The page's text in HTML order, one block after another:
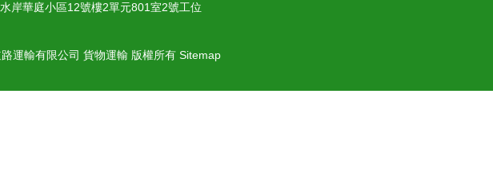
岸華庭小區12號樓2單元801室2號工位
運輸有限公司 貨物運輸 版權所有 Sitemap